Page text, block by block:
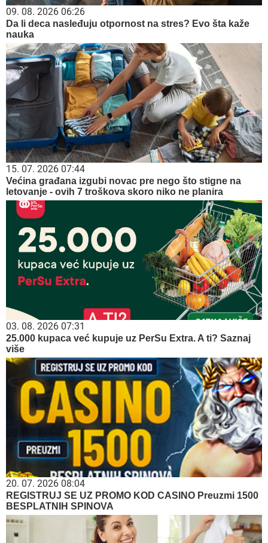
09. 08. 2026 06:26
Da li deca nasleđuju otpornost na stres? Evo šta kaže
nauka
15. 07. 2026 07:44
Većina građana izgubi novac pre nego što stigne na
letovanje - ovih 7 troškova skoro niko ne planira
03. 08. 2026 07:31
25.000 kupaca već kupuje uz PerSu Extra. A ti? Saznaj
više
20. 07. 2026 08:04
REGISTRUJ SE UZ PROMO KOD CASINO Preuzmi 1500
BESPLATNIH SPINOVA